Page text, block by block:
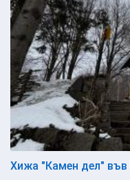
Хижа "Камен дел"